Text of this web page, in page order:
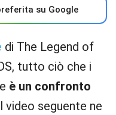
su Google
di The Legend of
tutto ciò che i
è un confronto
video seguente ne